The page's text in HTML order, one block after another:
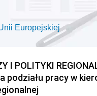
Europejskiej
I POLITYKI
podziału pracy w